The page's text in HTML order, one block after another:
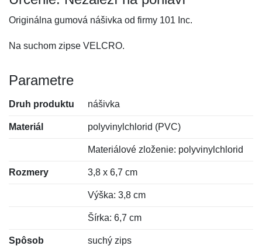
Originálna gumová nášivka od firmy 101 Inc.
Na suchom zipse VELCRO.
Parametre
Druh produktu nášivka
Materiál polyvinylchlorid (PVC)
Materiálové zloženie: polyvinylchlorid
Rozmery 3,8 x 6,7 cm
Výška: 3,8 cm
Šírka: 6,7 cm
Spôsob
suchý zips